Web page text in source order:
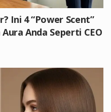
Ini 4 “Power Scent”
Anda Seperti CEO